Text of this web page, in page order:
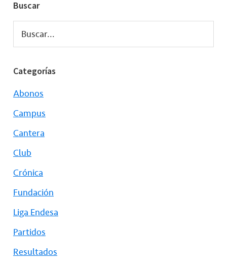
Buscar
Buscar...
Categorías
Abonos
Campus
Cantera
Club
Crónica
Fundación
Liga Endesa
Partidos
Resultados